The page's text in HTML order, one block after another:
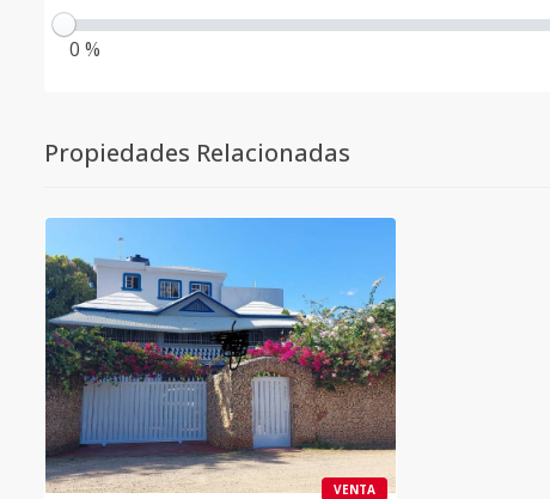
0 %
Propiedades Relacionadas
VENTA